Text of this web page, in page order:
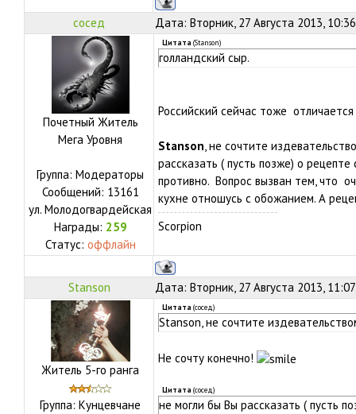
сосед Дата: Вторник, 27 Августа 2013,
Почетный Житель
Мега Уровня
Группа: Модераторы
Сообщений: 13161
ул. Молодогвардейская
Награды: 259
Статус: оффлайн
Цитата (Stanson)
голландский сыр.
Российский сейчас тоже
Stanson, не сочтите
рассказать ( пусть позже) о
противно. Вопрос вызван тем, что
кухне отношусь с обожанием. А
Scorpion
Stanson Дата: Вторник, 27 Августа 2013,
Житель 5-го ранга
Группа: Кунцевчане
Цитата (сосед)
Stanson, не сочтите
Не сочту конечно!
Цитата (сосед)
не могли бы Вы рассказать ( пусть